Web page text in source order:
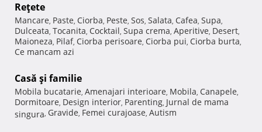
Reţete
Mancare, Paste, Ciorba, Peste, Sos, Salata, Cafea, Supa,
Dulceata, Tocanita, Cocktail, Supa crema, Aperitive, Desert,
Maioneza, Pilaf, Ciorba perisoare, Ciorba pui, Ciorba burta,
Ce mancam azi
Casă şi familie
Mobila bucatarie, Amenajari interioare, Mobila, Canapele,
Dormitoare, Design interior, Parenting, Jurnal de mama
singura, Gravide, Femei curajoase, Autism